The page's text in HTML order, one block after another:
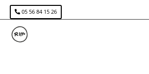
05 56 84 15 26